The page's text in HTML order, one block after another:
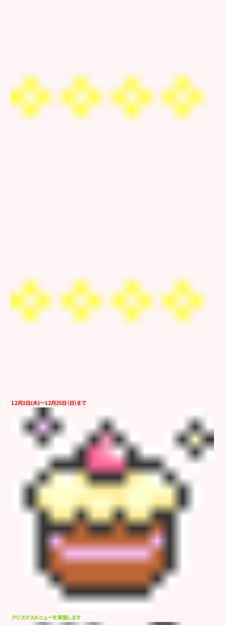
1２月1日(木)～12月25日（日）まで
クリスマスメニューを実施します